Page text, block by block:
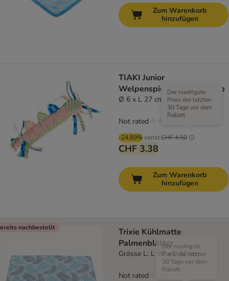
Zum Warenkorb
hinzufügen
TIAKI Junior
Welpenspielzeug Beissstab
Ø 6 x L 27 cm
-24.89% sonstCHF 4.50
Der niedrigste
Preis der letzten
30 Tage vor dem
Rabatt
CHF 3.38
Not rated
Zum Warenkorb
hinzufügen
nachbestellt
Trixie Kühlmatte
Palmenblätter
Grösse L: L 90 x B 50 cm
Der niedrigste
Preis der letzten
30 Tage vor dem
Rabatt
Not rated